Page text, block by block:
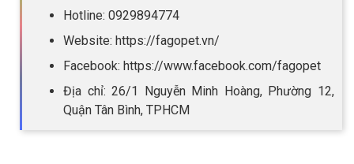
Hotline: 0929894774
Website: https://fagopet.vn/
Facebook: https://www.facebook.com/fagopet
Địa chỉ: 26/1 Nguyễn Minh Hoàng, Phường 12,
Quận Tân Bình, TPHCM